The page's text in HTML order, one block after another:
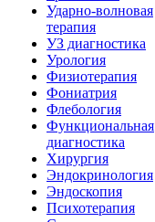
Ударно-волновая
терапия
УЗ диагностика
Урология
Физиотерапия
Фониатрия
Флебология
Функциональная
диагностика
Хирургия
Эндокринология
Эндоскопия
Психотерапия